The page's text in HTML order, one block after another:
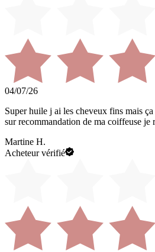
04/07/26
Super huile j ai les cheveux fins mais
sur recommandation de ma coiffeuse je
Martine H.
Acheteur vérifié